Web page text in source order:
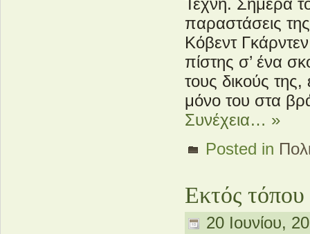
παραστάσεις
Κόβεντ
πίστης σ’ ένα
τους δικούς της,
μόνο του στα
Συνέχεια… »
Posted in
Εκτός
20 Ιουνίου,